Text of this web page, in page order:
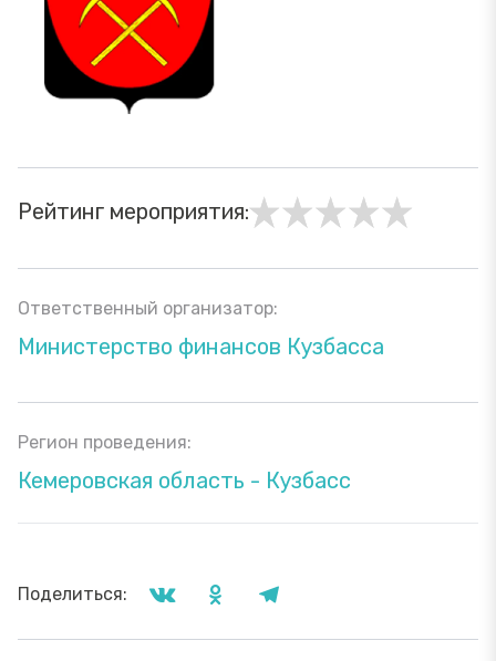
Рейтинг мероприятия:
Ответственный организатор:
Министерство финансов Кузбасса
Регион проведения:
Кемеровская область - Кузбасс
Поделиться: